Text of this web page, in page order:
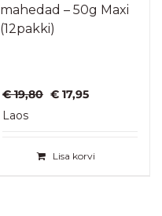
mahedad – 50g Maxi
(12pakki)
€19,80 Algne
€ 17,95Praegune
Laos
Lisa korvi